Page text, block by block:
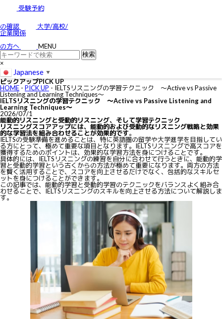
受験予約
の確認
大学/高校/
企業関係
の方へ
MENU
×
Japanese ▼
ピックアップPICK UP
HOME - PICK UP - IELTSリスニングの学習テクニック ～Active vs Passive
Listening and Learning Techniques～
IELTSリスニングの学習テクニック ～Active vs Passive Listening and
Learning Techniques～
2026/07/1
能動的リスニングと受動的リスニング、そして学習テクニック
リスニングスコアアップには、能動的および受動的なリスニング戦略と効果
的な学習法を組み合わせることが効果的です。
IELTSの受験準備を進めることは、特に英語圏の留学や大学進学を目指してい
る方にとって、極めて重要な項目となります。IELTSリスニングで高スコアを
獲得するためのポイントは、効果的な学習方法を身につけることです。
具体的には、IELTSリスニングの練習を自分に合わせて行うときに、能動的学
習と受動的学習という古くからの方法が極めて重要になります。両方の方法
を賢く活用することで、スコアを向上させるだけでなく、包括的なスキルセ
ットを身につけることができます。
この記事では、能動的学習と受動的学習のテクニックをバランスよく組み合
わせることで、IELTSリスニングのスキルを向上させる方法について解説しま
す。
サイトマップ
アクセス
特定商取引に関する法律に基づく表示
個人情報の取り扱いについて
IELTSの個⼈情報の取り扱いについて
免責事項
利用規約